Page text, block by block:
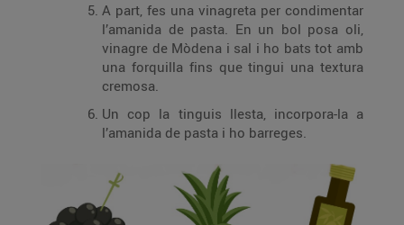
A part, fes una vinagreta per condimentar
l’amanida de pasta. En un bol posa oli,
vinagre de Mòdena i sal i ho bats tot amb
una forquilla fins que tingui una textura
cremosa.
Un cop la tinguis llesta, incorpora-la a
l’amanida de pasta i ho barreges.